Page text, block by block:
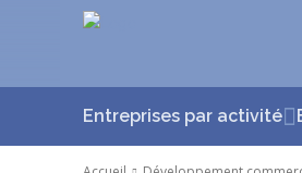
Entreprises par activité